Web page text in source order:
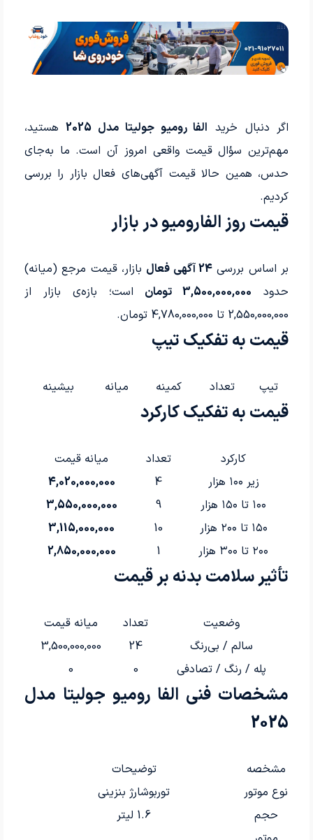
اگر دنبال خرید الفا رومیو جولیتا مدل 2025
هستید،
مهم‌ترین سؤال قیمت واقعی امروز آن است. ما به‌جای
حدس، همین حالا قیمت آگهی‌های فعال بازار را بررسی
کردیم.
قیمت روز الفارومیو در بازار
بر اساس بررسی 24 آگهی فعال
بازار، قیمت مرجع (میانه)
حدود 3,500,000,000 تومان
است؛ بازه‌ی بازار از
2,550,000,000 تا 4,780,000,000 تومان.
قیمت به تفکیک تیپ
تیپ تعداد کمینه میانه بیشینه
قیمت به تفکیک کارکرد
کارکرد تعداد
میانه قیمت
زیر ۱۰۰ هزار
4
4,020,000,000
۱۰۰ تا ۱۵۰ هزار
9
3,550,000,000
۱۵۰ تا ۲۰۰ هزار
10
3,115,000,000
۲۰۰ تا ۳۰۰ هزار
1
2,850,000,000
تأثیر سلامت بدنه بر قیمت
وضعیت تعداد
میانه قیمت
سالم / بی‌رنگ
24
3,500,000,000
پله / رنگ / تصادفی
0
0
مشخصات فنی الفا رومیو جولیتا مدل
2025
مشخصه
توضیحات
نوع موتور
توربوشارژ بنزینی
حجم
1.6 لیتر